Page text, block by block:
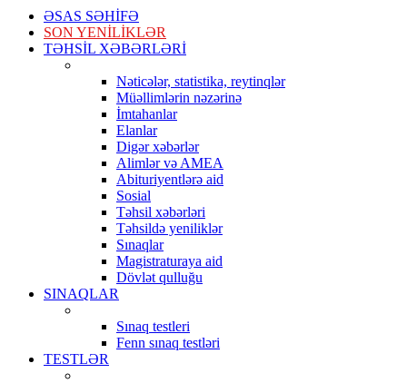
ƏSAS SƏHİFƏ
SON YENİLİKLƏR
TƏHSİL XƏBƏRLƏRİ
Nəticələr, statistika, reytinqlər
Müəllimlərin nəzərinə
İmtahanlar
Elanlar
Digər xəbərlər
Alimlər və AMEA
Abituriyentlərə aid
Sosial
Təhsil xəbərləri
Təhsildə yeniliklər
Sınaqlar
Magistraturaya aid
Dövlət qulluğu
SINAQLAR
Sınaq testleri
Fenn sınaq testləri
TESTLƏR